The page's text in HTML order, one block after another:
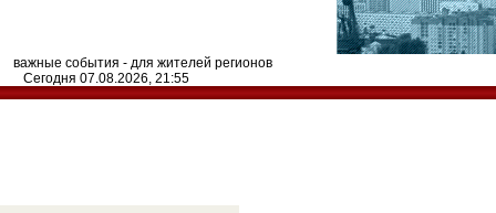
важные события - для жителей регионов
Сегодня 07.08.2026, 21:55